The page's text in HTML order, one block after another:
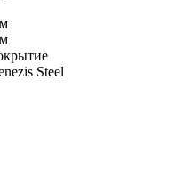
Steel